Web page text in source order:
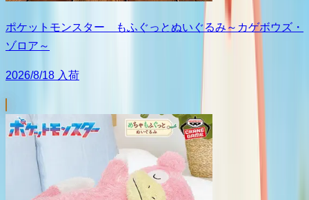
ポケットモンスター もふぐっとぬいぐるみ～カゲボウズ・
ゾロア～
2026/8/18 入荷